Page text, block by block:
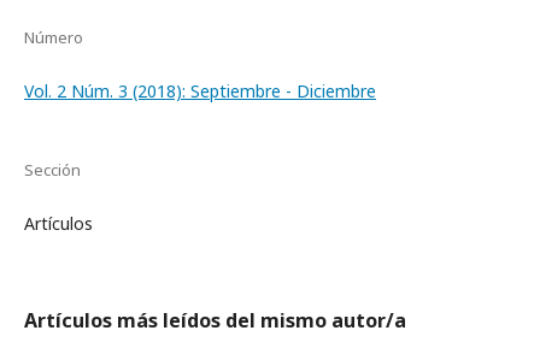
Número
Vol. 2 Núm. 3 (2018): Septiembre - Diciembre
Sección
Artículos
Artículos más leídos del mismo autor/a